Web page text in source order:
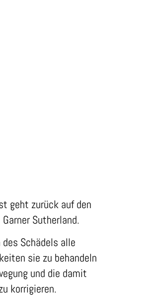
geht zurück auf den
Sutherland.
Schädels alle
sie zu behandeln
und die damit
korrigieren.